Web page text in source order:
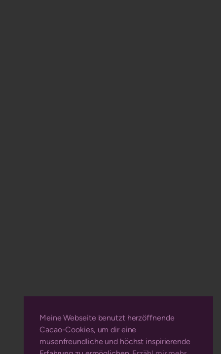
Meine Webseite benutzt herzöffnende
Cacao-Cookies, um dir eine
musenfreundliche und höchst inspirierende